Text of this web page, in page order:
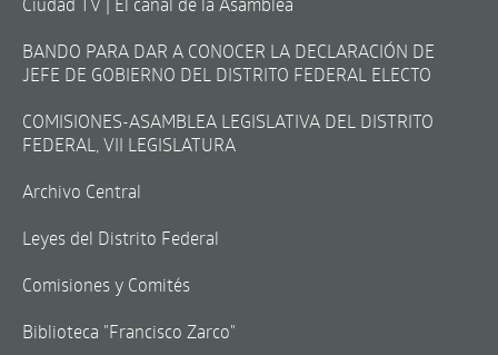
BANDO PARA DAR A CONOCER LA DECLARACIÓN DE
JEFE DE GOBIERNO DEL DISTRITO FEDERAL ELECTO
COMISIONES-ASAMBLEA LEGISLATIVA DEL DISTRITO
FEDERAL, VII LEGISLATURA
Archivo Central
Leyes del Distrito Federal
Comisiones y Comités
Biblioteca "Francisco Zarco"